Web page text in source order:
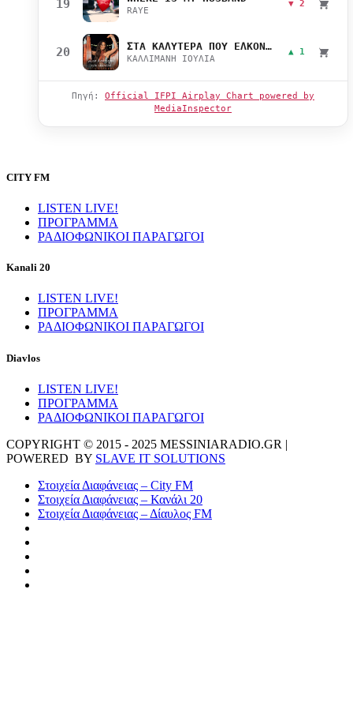
19 RAYE
▼ 2
20 ΣΤΑ ΚΑΛΥΤΕΡΑ ΠΟΥ ΕΛΚΟΝΤΑΙ
ΚΑΛΛΙΜΑΝΗ ΙΟΥΛΙΑ
▲ 1
Πηγή: Official IFPI Airplay Chart powered by
MediaInspector
CITY FM
LISTEN LIVE!
ΠΡΟΓΡΑΜΜΑ
ΡΑΔΙΟΦΩΝΙΚΟΙ ΠΑΡΑΓΩΓΟΙ
Kanali 20
LISTEN LIVE!
ΠΡΟΓΡΑΜΜΑ
ΡΑΔΙΟΦΩΝΙΚΟΙ ΠΑΡΑΓΩΓΟΙ
Diavlos
LISTEN LIVE!
ΠΡΟΓΡΑΜΜΑ
ΡΑΔΙΟΦΩΝΙΚΟΙ ΠΑΡΑΓΩΓΟΙ
COPYRIGHT © 2015 - 2025 MESSINIARADIO.GR |
POWERED BY SLAVE IT SOLUTIONS
Στοιχεία Διαφάνειας – City FM
Στοιχεία Διαφάνειας – Κανάλι 20
Στοιχεία Διαφάνειας – Δίαυλος FM